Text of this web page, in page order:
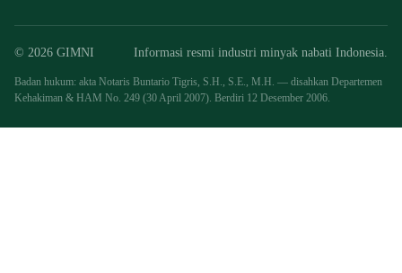
© 2026 GIMNI Informasi resmi industri minyak nabati Indonesia.
Badan hukum: akta Notaris Buntario Tigris, S.H., S.E., M.H. — disahkan Departemen
Kehakiman & HAM No. 249 (30 April 2007). Berdiri 12 Desember 2006.